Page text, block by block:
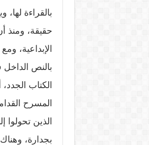
بالقراءة لها،
حقيقة، ومنذ
الإبداعية،
بالنص
الكتاب
المسرح
الذين
بجدارة،